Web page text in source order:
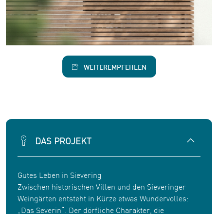
WEITEREMPFEHLEN
DAS PROJEKT
Gutes Leben in Sievering
Zwischen historischen Villen und den Sieveringer
Weingärten entsteht in Kürze etwas Wundervolles:
„Das Severin“. Der dörfliche Charakter, die